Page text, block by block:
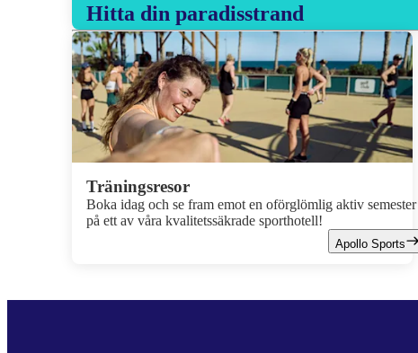
Hitta din paradisstrand
Träningsresor
Boka idag och se fram emot en oförglömlig aktiv semester
på ett av våra kvalitetssäkrade sporthotell!
Apollo Sports